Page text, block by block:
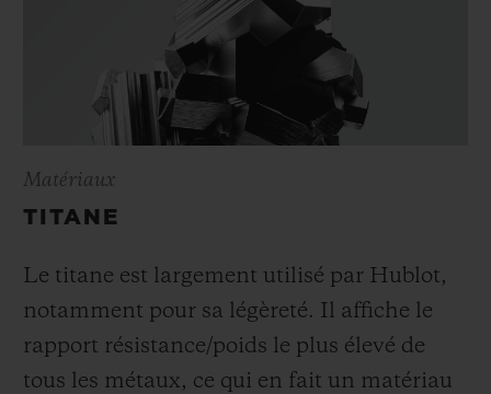
Matériaux
TITANE
Le titane est largement utilisé par Hublot,
notamment pour sa légèreté. Il affiche le
rapport résistance/poids le plus élevé de
tous les métaux, ce qui en fait un matériau